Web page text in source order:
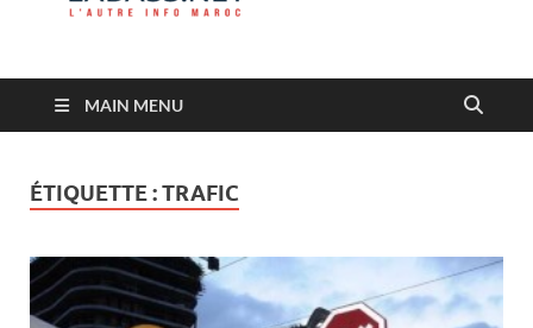
MAIN MENU
ÉTIQUETTE :TRAFIC